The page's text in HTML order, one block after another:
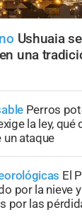
Ushuaia
una
Perros
la ley,
ataque
El
por la nieve
por las